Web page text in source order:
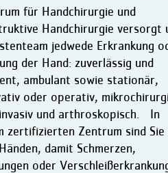
für Handchirurgie und
Handchirurgie versorgt
jedwede Erkrankung
der Hand: zuverlässig und
ambulant sowie stationär,
oder operativ,
und arthroskopisch. In
zertifizierten Zentrum sind Sie
damit Schmerzen,
oder